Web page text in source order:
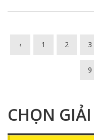
‹ 1 2 3
9
CHỌN